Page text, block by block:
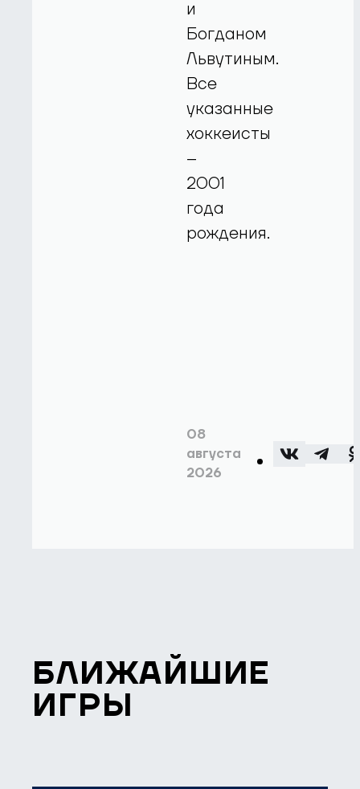
и
Богданом
Львутиным.
Все
указанные
хоккеисты
–
2001
года
рождения.
08
августа
2026
БЛИЖАЙШИЕ
ИГРЫ